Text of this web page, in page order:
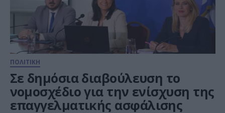
ΠΟΛΙΤΙΚΗ
Σε δημόσια διαβούλευση το
νομοσχέδιο για την ενίσχυση της
επαγγελματικής ασφάλισης